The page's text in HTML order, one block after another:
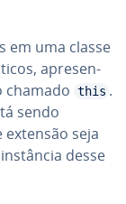
em uma classe
apre­sen­
chamado this .
sendo
seja
desse